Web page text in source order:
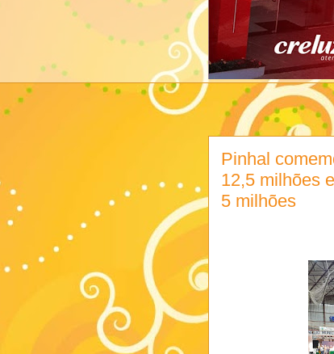
Pinhal
12,5 milhões
5 milhões